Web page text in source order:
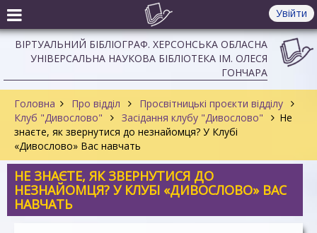
Увійти
ВІРТУАЛЬНИЙ БІБЛІОГРАФ. ХЕРСОНСЬКА ОБЛАСНА
УНІВЕРСАЛЬНА НАУКОВА БІБЛІОТЕКА ІМ. ОЛЕСЯ
ГОНЧАРА
Головна Про відділ
Просвітницькі проєкти відділу
Клуб "Дивослово"
Засідання клубу "Дивослово"
Не
знаєте, як звернутися до незнайомця? У Клубі
«Дивослово» Вас навчать
НЕ ЗНАЄТЕ, ЯК ЗВЕРНУТИСЯ ДО
НЕЗНАЙОМЦЯ? У КЛУБІ «ДИВОСЛОВО» ВАС
НАВЧАТЬ